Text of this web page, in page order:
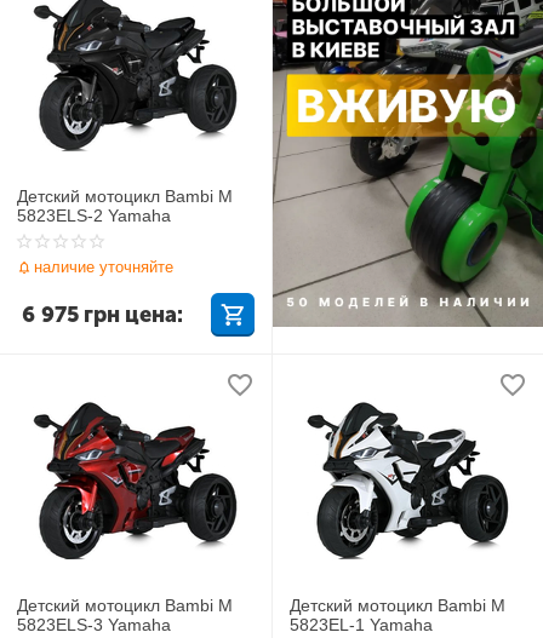
Детский мотоцикл Bambi M
5823ELS-2 Yamaha
наличие уточняйте
6 975 грн цена:
Детский мотоцикл Bambi M
5823ELS-3 Yamaha
Детский мотоцикл Bambi M
5823EL-1 Yamaha